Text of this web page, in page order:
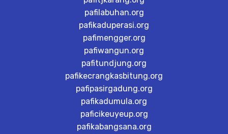
pafilabuhan.org
pafikaduperasi.org
pafimengger.org
pafiwangun.org
pafitundjung.org
pafikecrangkasbitung.org
pafipasirgadung.org
pafikadumula.org
paficikeuyeup.org
pafikabangsana.org